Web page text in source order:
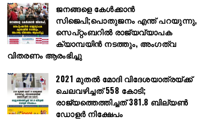
ജനങ്ങളെ കേൾക്കാൻ
സിജെപി;പൊതുജനം എന്ത് പറയുന്നു,
സെപ്റ്റംബറിൽ രാജ്യവ്യാപക
ക്യാമ്പയിൻ നടത്തും, അംഗത്വ
വിതരണം ആരംഭിച്ചു
2021 മുതൽ മോദി വിദേശയാത്രയ്ക്ക്
ചെലവഴിച്ചത് 558 കോടി;
രാജ്യത്തെത്തിച്ചത് 381.8 ബില്യൺ
ഡോളർ നിക്ഷേപം